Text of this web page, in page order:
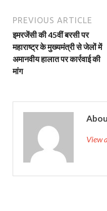
PREVIOUS ARTICLE
इमरजेंसी की 45वीं बरसी पर
महाराष्ट्र के मुख्यमंत्री से जेलों में
अमानवीय हालात पर कार्रवाई की
मांग
View